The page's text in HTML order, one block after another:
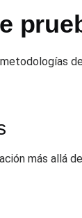
más allá